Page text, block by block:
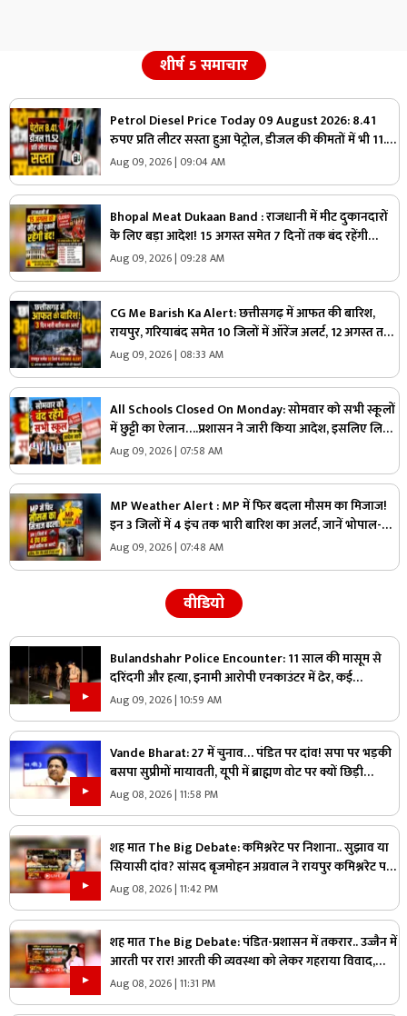
शीर्ष 5 समाचार
Petrol Diesel Price Today 09 August 2026: 8.41
रुपए प्रति लीटर सस्ता हुआ पेट्रोल, डीजल की कीमतों में भी 11.52
रुपए की कटौती, मिली राहत तो जनता बोली- आ गए अच्छे दिन
Aug 09, 2026 | 09:04 AM
Bhopal Meat Dukaan Band : राजधानी में मीट दुकानदारों
के लिए बड़ा आदेश! 15 अगस्त समेत 7 दिनों तक बंद रहेंगी
दुकानें, जानें कौन-कौन सी तारीखें
Aug 09, 2026 | 09:28 AM
CG Me Barish Ka Alert: छत्तीसगढ़ में आफत की बारिश,
रायपुर, गरियाबंद समेत 10 जिलों में ऑरेंज अलर्ट, 12 अगस्त तक
भारी बारिश की चेतावनी
Aug 09, 2026 | 08:33 AM
All Schools Closed On Monday: सोमवार को सभी स्कूलों
में छुट्टी का ऐलान….प्रशासन ने जारी किया आदेश, इसलिए लिया
गया बड़ा फैसला, जानें
Aug 09, 2026 | 07:58 AM
MP Weather Alert : MP में फिर बदला मौसम का मिजाज!
इन 3 जिलों में 4 इंच तक भारी बारिश का अलर्ट, जानें भोपाल-
इंदौर का हाल
Aug 09, 2026 | 07:48 AM
वीडियो
Bulandshahr Police Encounter: 11 साल की मासूम से
दरिंदगी और हत्या, इनामी आरोपी एनकाउंटर में ढेर, कई
पुलिसकर्मी भी घायल
Aug 09, 2026 | 10:59 AM
Vande Bharat: 27 में चुनाव… पंडित पर दांव! सपा पर भड़की
बसपा सुप्रीमों मायावती, यूपी में ब्राह्मण वोट पर क्यों छिड़ी
महाभारत?
Aug 08, 2026 | 11:58 PM
शह मात The Big Debate: कमिश्नरेट पर निशाना.. सुझाव या
सियासी दांव? सांसद बृजमोहन अग्रवाल ने रायपुर कमिश्नरेट पर
उठाए सवाल, क्या वाकई में सिस्टम में सुधार की है जरूरत
Aug 08, 2026 | 11:42 PM
शह मात The Big Debate: पंडित-प्रशासन में तकरार.. उज्जैन में
आरती पर रार! आरती की व्यवस्था को लेकर गहराया विवाद,
आरती के अधिकार को लेकर क्यों उग्र हुए पंडित?
Aug 08, 2026 | 11:31 PM